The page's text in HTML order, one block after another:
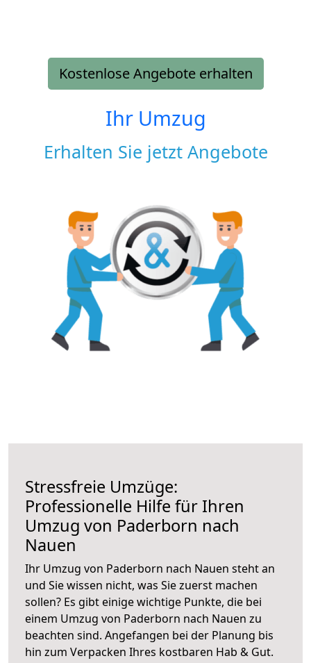
Kostenlose Angebote erhalten
Ihr Umzug
Erhalten Sie jetzt Angebote
Stressfreie Umzüge:
Professionelle Hilfe für Ihren
Umzug von Paderborn nach
Nauen
Ihr Umzug von Paderborn nach Nauen steht an
und Sie wissen nicht, was Sie zuerst machen
sollen? Es gibt einige wichtige Punkte, die bei
einem Umzug von Paderborn nach Nauen zu
beachten sind. Angefangen bei der Planung bis
hin zum Verpacken Ihres kostbaren Hab & Gut.